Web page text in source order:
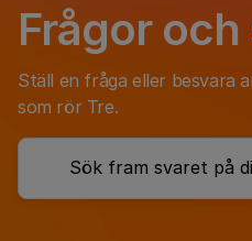
Frågor och
Ställ en fråga eller besvara
som rör Tre.